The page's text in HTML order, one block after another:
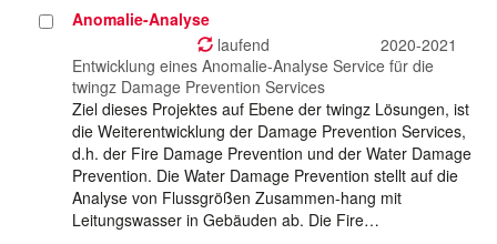
ProjektAnomalie-Analyse
laufend
2020-2021
Entwicklung eines Anomalie-Analyse Service für die
twingz Damage Prevention Services
Ziel dieses Projektes auf Ebene der twingz Lösungen, ist
die Weiterentwicklung der Damage Prevention Services,
d.h. der Fire Damage Prevention und der Water Damage
Prevention. Die Water Damage Prevention stellt auf die
Analyse von Flussgrößen Zusammen-hang mit
Leitungswasser in Gebäuden ab. Die Fire…